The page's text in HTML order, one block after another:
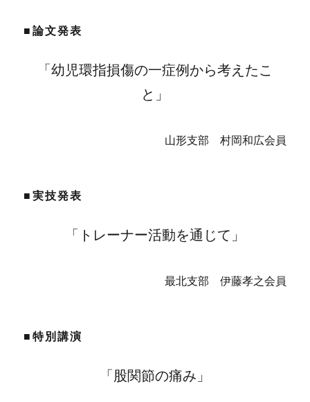
■論文発表
「幼児環指損傷の一症例から考えたこ
と」
山形支部 村岡和広会員
■実技発表
「トレーナー活動を通じて」
最北支部 伊藤孝之会員
■特別講演
「股関節の痛み」